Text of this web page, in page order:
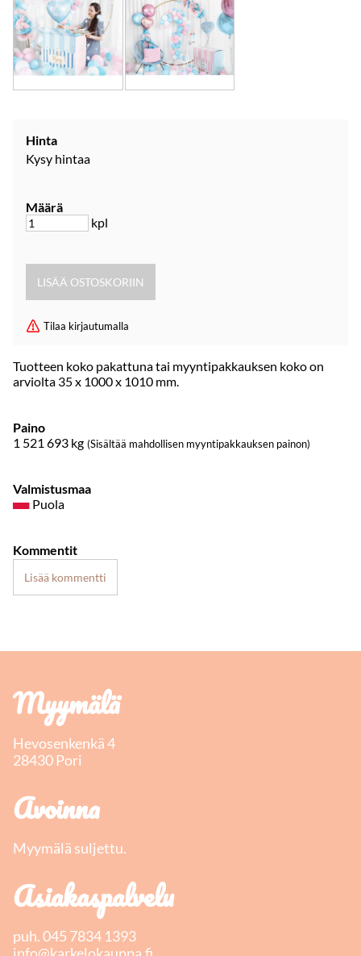
Hinta
Kysy hintaa
Määrä
kpl
Tilaa kirjautumalla
Tuotteen koko pakattuna tai myyntipakkauksen koko on
arviolta 35 x 1000 x 1010 mm.
Paino
1 521 693 kg (Sisältää mahdollisen myyntipakkauksen painon)
Valmistusmaa
Puola
Kommentit
Lisää kommentti
Myymälä
Hevosenkenkä 4
28430 Pori
Avoinna
Myymälä suljettu.
Asiakaspalvelu
puh.045 7834 1393